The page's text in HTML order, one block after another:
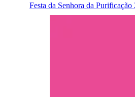
Festa da Senhora da Purificação